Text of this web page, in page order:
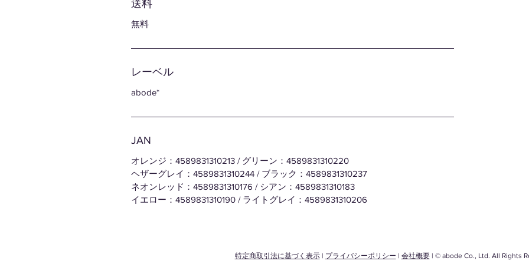
送料
無料
レーベル
abode*
JAN
オレンジ：4589831310213 / グリーン：4589831310220
ヘザーグレイ：4589831310244 / ブラック：4589831310237
ネオンレッド：4589831310176 / シアン：4589831310183
イエロー：4589831310190 / ライトグレイ：4589831310206
特定商取引法に基づく表示| プライバシーポリシー | 会社概要| © abode Co., Ltd. All Rights